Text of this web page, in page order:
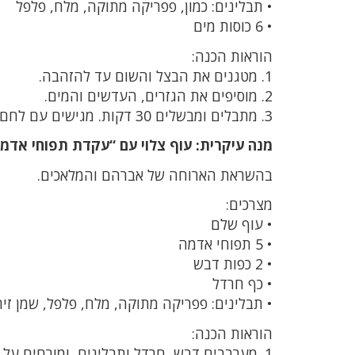
• תבלינים: כמון, פפריקה מתוקה, מלח, פלפל
• 6 כוסות מים
הוראות הכנה:
1. מטגנים את הבצל והשום עד להזהבה.
2. מוסיפים את הגזרים, העדשים והמים.
3. מתבלים ומבשלים 30 דקות. מגישים עם לחם חם.
מנה עיקרית: עוף צלוי עם “עקדת תפוחי
בהשראת הארוחה של אברהם והמלאכים.
מצרכים:
• עוף שלם
• 5 תפוחי אדמה
• 2 כפות דבש
• כף חרדל
• תבלינים: פפריקה מתוקה, מלח, פלפל, שמן
הוראות הכנה: